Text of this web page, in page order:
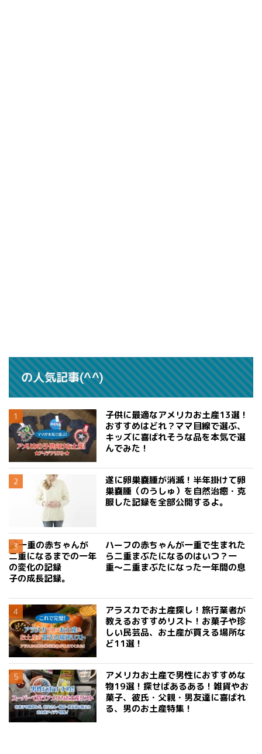
の人気記事(^^)
子供に最適なアメリカお土産13選！
おすすめはどれ？ママ目線で選ぶ、
キッズに喜ばれそうな品を本気で選
んでみた！
遂に卵巣嚢腫が消滅！半年掛けて卵
巣嚢腫（のうしゅ）を自然治癒・克
服した記録を全部公開するよ。
ハーフの赤ちゃんが一重で生まれた
ら二重まぶたになるのはいつ？一
重〜二重まぶたになった一年間の息
子の成長記録。
アラスカでお土産探し！旅行業者が
教えるおすすめリスト！お菓子や珍
しい民芸品、お土産が買える場所な
ど11選！
アメリカお土産で男性におすすめな
物19選！探せばあるある！雑貨やお
菓子、彼氏・父親・男友達に喜ばれ
る、男のお土産特集！